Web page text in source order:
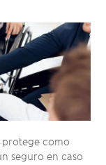
protege como
seguro en caso